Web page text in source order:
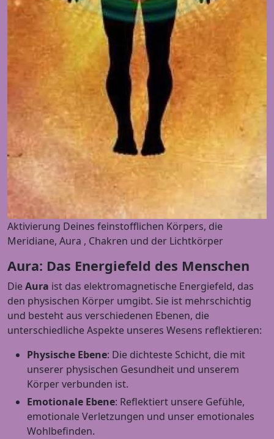
Aktivierung Deines feinstofflichen Körpers, die
Meridiane, Aura , Chakren und der Lichtkörper
Aura: Das Energiefeld des Menschen
DieAura ist das elektromagnetische Energiefeld, das
den physischen Körper umgibt. Sie ist mehrschichtig
und besteht aus verschiedenen Ebenen, die
unterschiedliche Aspekte unseres Wesens reflektieren:
Physische Ebene: Die dichteste Schicht, die mit
unserer physischen Gesundheit und unserem
Körper verbunden ist.
Emotionale Ebene: Reflektiert unsere Gefühle,
emotionale Verletzungen und unser emotionales
Wohlbefinden.